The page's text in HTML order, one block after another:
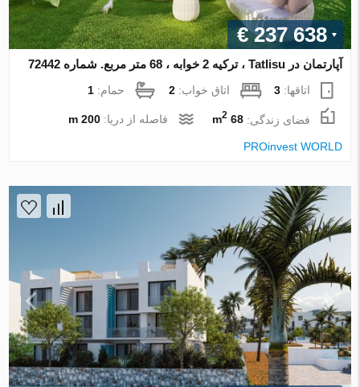
€ 237 638
آپارتمان در Tatlisu ، ترکیه 2 خوابه ، 68 متر مربع. شماره 72442
اتاقها:3 اتاق خواب:2 حمام:1
فضای زندگی:68 m
2 فاصله از دریا:200 m
PROinvest WORLD